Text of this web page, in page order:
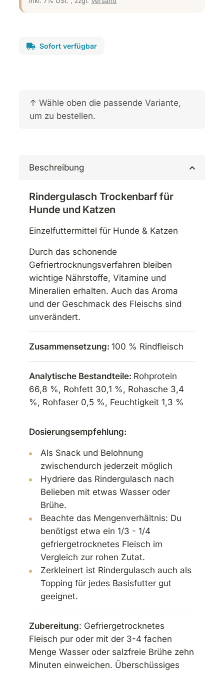
Sofort verfügbar
x
↑ Wähle oben die passende Variante,
um zu bestellen.
Beschreibung
Rindergulasch Trockenbarf für
Hunde und Katzen
Einzelfuttermittel für Hunde & Katzen
Durch das schonende
Gefriertrocknungsverfahren bleiben
wichtige Nährstoffe, Vitamine und
Mineralien erhalten. Auch das Aroma
und der Geschmack des Fleischs sind
unverändert.
Zusammensetzung:100 % Rindfleisch
Analytische Bestandteile: Rohprotein
66,8 %, Rohfett 30,1 %, Rohasche 3,4
%, Rohfaser 0,5 %, Feuchtigkeit 1,3 %
Dosierungsempfehlung:
Als Snack und Belohnung
zwischendurch jederzeit möglich
Hydriere das Rindergulasch nach
Belieben mit etwas Wasser oder
Brühe.
Beachte das Mengenverhältnis: Du
benötigst etwa ein 1/3 - 1/4
gefriergetrocknetes Fleisch im
Vergleich zur rohen Zutat.
Zerkleinert ist Rindergulasch auch als
Topping für jedes Basisfutter gut
geeignet.
Zubereitung: Gefriergetrocknetes
Fleisch pur oder mit der 3-4 fachen
Menge Wasser oder salzfreie Brühe zehn
Minuten einweichen. Überschüssiges